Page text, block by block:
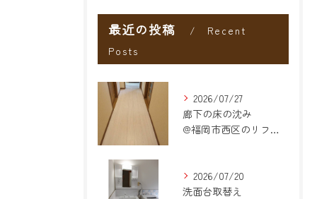
最近の投稿
Recent
Posts
2026/07/27
廊下の床の沈み
@福岡市西区のリフォーム
2026/07/20
洗面台取替え